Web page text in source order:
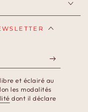
et éclairé au
les modalités
dont il déclare